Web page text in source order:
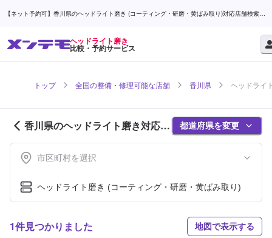
【ネット予約可】香川県のヘッドライト磨き (コーティング・研磨・黄ばみ取り)対応店舗検索な
ヘッドライト磨き
比較・予約サービス
トップ 全国の整備・修理可能な店舗 香川県 ヘッドライ
香川県のヘッドライト磨き対応店
舗紹介 (1ページ目)
都道府県を変更
市区町村を選択
ヘッドライト磨き (コーティング・研磨・黄ばみ取り)
1件見つかりました 地図で表示する